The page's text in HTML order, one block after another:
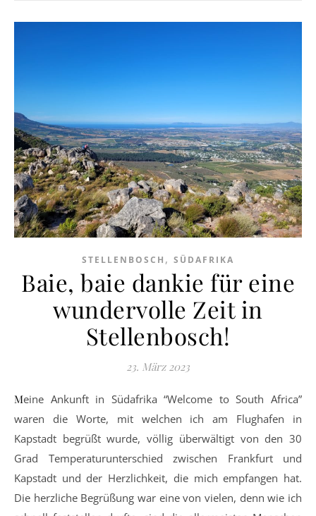
STELLENBOSCH , SÜDAFRIKA
Baie, baie dankie für eine
wundervolle Zeit in
Stellenbosch!
23. März 2023
Meine Ankunft in Südafrika “Welcome to South Africa”
waren die Worte, mit welchen ich am Flughafen in
Kapstadt begrüßt wurde, völlig überwältigt von den 30
Grad Temperaturunterschied zwischen Frankfurt und
Kapstadt und der Herzlichkeit, die mich empfangen hat.
Die herzliche Begrüßung war eine von vielen, denn wie ich